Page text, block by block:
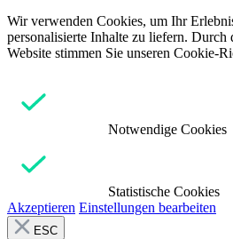
Wir verwenden Cookies, um Ihr
personalisierte Inhalte zu liefern. Durch
Website stimmen Sie unseren Cookie-
Notwendige Cookies
Statistische Cookies
Akzeptieren Einstellungen bearbeiten
ESC